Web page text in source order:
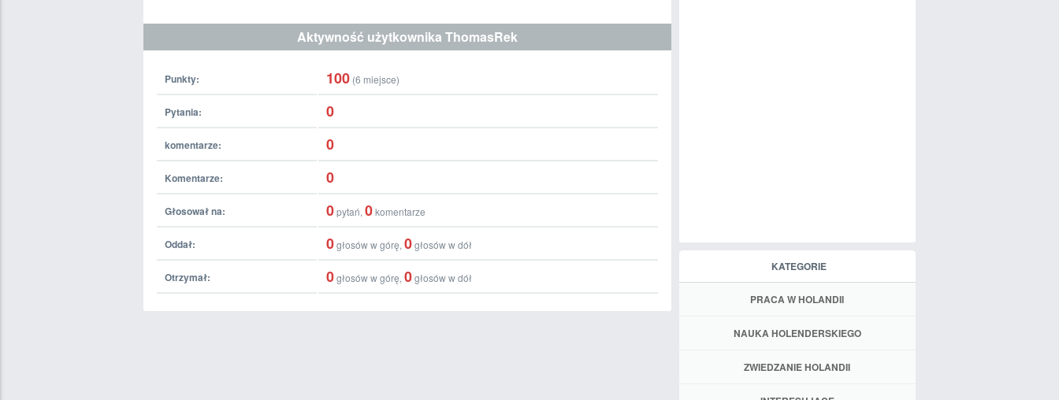
Aktywność użytkownika ThomasRek
Punkty: 100 (6 miejsce)
Pytania: 0
komentarze: 0
Komentarze: 0
Głosował na: 0pytań, 0komentarze
Oddał: 0głosów w górę, 0głosów w dół
Otrzymał: 0głosów w górę, 0głosów w dół
KATEGORIE
PRACA W HOLANDII
NAUKA HOLENDERSKIEGO
ZWIEDZANIE HOLANDII